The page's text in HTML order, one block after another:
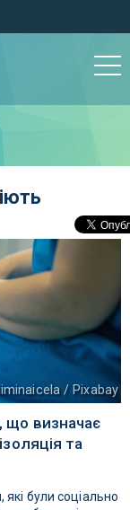
/ Pixabay
що визначає
та
були соціально